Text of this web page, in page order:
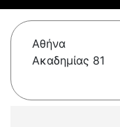
Αθήνα
Ακαδημίας 81